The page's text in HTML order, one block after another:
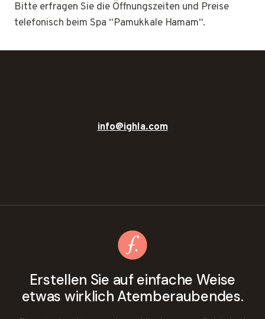
Bitte erfragen Sie die Öffnungszeiten und Preise
telefonisch beim Spa “Pamukkale Hamam“.
info@ighla.com
Erstellen Sie auf einfache Weise
etwas wirklich Atemberaubendes.